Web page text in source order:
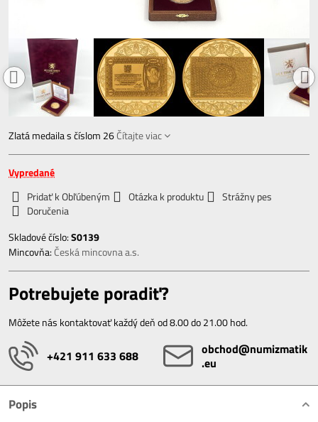
Zlatá medaila s číslom 26Čítajte viac
Vypredané
Pridať k Obľúbeným
Otázka k produktu
Strážny pes
Doručenia
Skladové číslo:S0139
Mincovňa: Česká mincovna a.s.
Potrebujete poradiť?
Môžete nás kontaktovať každý deň od 8.00 do 21.00 hod.
+421 911 633 688
obchod​@numizmatik​
.eu
Popis